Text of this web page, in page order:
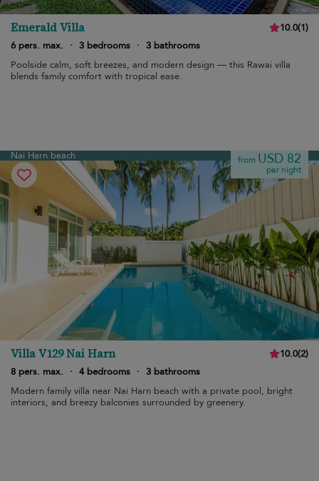
Emerald Villa 10.0(1)
6 pers. max.
· 3 bedrooms · 3 bathrooms
Poolside calm, soft breezes, and modern design — this Rawai villa
blends family comfort with tropical ease.
Nai Harn beach from USD 82
per night
Villa V129 Nai Harn 10.0(2)
8 pers. max.
· 4 bedrooms · 3 bathrooms
Modern family villa near Nai Harn beach with a private pool, bright
interiors, and breezy balconies surrounded by greenery.